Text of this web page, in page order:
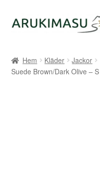
Hoppa
till
Hoppa
till
Kontakt
Hem Kläder Jackor
Suede Brown/Dark Olive – S